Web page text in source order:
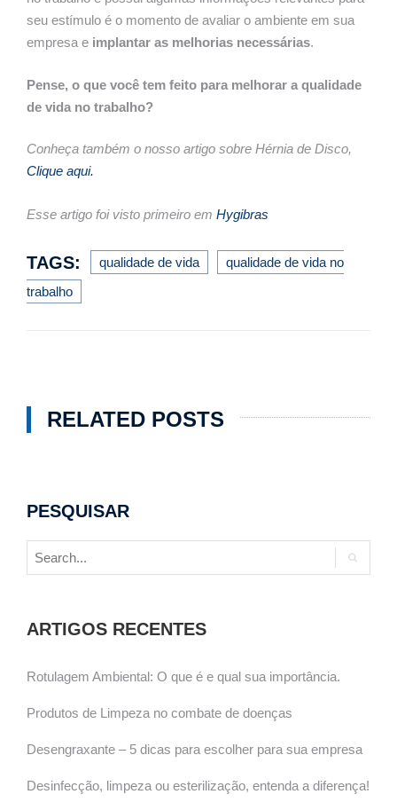
seu estímulo é o momento de avaliar o ambiente em sua
empresa e implantar as melhorias necessárias.
Pense, o que você tem feito para melhorar a qualidade
de vida no trabalho?
Conheça também o nosso artigo sobre Hérnia de Disco,
Clique aqui.
Esse artigo foi visto primeiro em Hygibras
TAGS: qualidade de vida
qualidade de vida no
trabalho
RELATED POSTS
PESQUISAR
ARTIGOS RECENTES
Rotulagem Ambiental: O que é e qual sua importância.
Produtos de Limpeza no combate de doenças
Desengraxante – 5 dicas para escolher para sua empresa
Desinfecção, limpeza ou esterilização, entenda a diferença!